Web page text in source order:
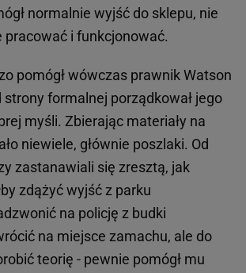
normalnie wyjść do sklepu, nie
pracować i funkcjonować.
pomógł wówczas prawnik Watson
strony formalnej porządkował jego
myśli. Zbierając materiały na
niewiele, głównie poszlaki. Od
zastanawiali się zresztą, jak
zdążyć wyjść z parku
na policję z budki
na miejsce zamachu, ale do
teorię - pewnie pomógł mu